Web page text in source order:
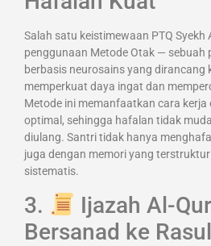
Salah satu keistimewaan PTQ Syekh
penggunaan Metode Otak — sebuah
berbasis neurosains yang dirancang
memperkuat daya ingat dan
Metode ini memanfaatkan cara
optimal, sehingga hafalan tidak
diulang. Santri tidak hanya
juga dengan memori yang
sistematis.
3.
Ijazah Al-
Bersanad ke